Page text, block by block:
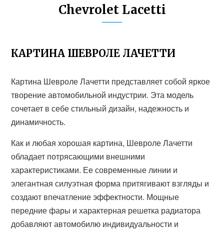
Chevrolet Lacetti
КАРТИНА ШЕВРОЛЕ ЛАЧЕТТИ
Картина Шевроле Лачетти представляет собой яркое
творение автомобильной индустрии. Эта модель
сочетает в себе стильный дизайн, надежность и
динамичность.
Как и любая хорошая картина, Шевроле Лачетти
обладает потрясающими внешними
характеристиками. Ее современные линии и
элегантная силуэтная форма притягивают взгляды и
создают впечатление эффектности. Мощные
передние фары и характерная решетка радиатора
добавляют автомобилю индивидуальности и